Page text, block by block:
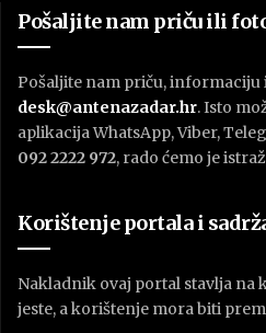
Pošaljite nam priču ili
Pošaljite nam priču,
desk@antenazadar.hr. Isto
aplikacija WhatsApp, Viber,
092 2222 972, rado ćemo je
Korištenje portala i
Nakladnik ovaj portal stavlja na
jeste, a korištenje mora biti